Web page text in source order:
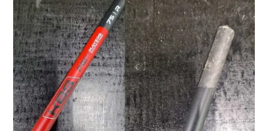
ก้านโม Premium
ไม้กอล์ฟมือสอง Japan
Grips
Clubmaking Supplies